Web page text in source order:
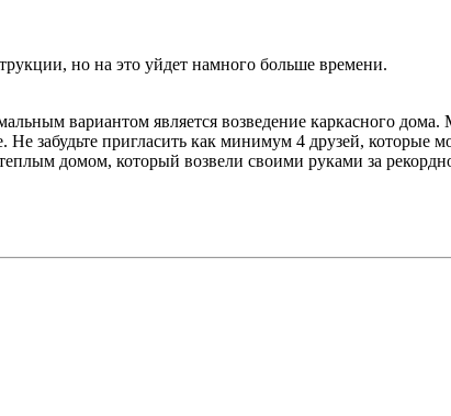
но на это уйдет намного больше времени.
вариантом является возведение каркасного
забудьте пригласить как минимум 4 друзей, которые
домом, который возвели своими руками за